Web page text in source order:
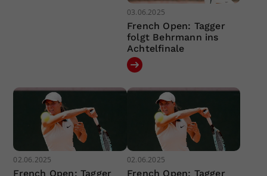
03.06.2025
French Open: Tagger
folgt Behrmann ins
Achtelfinale
02.06.2025
French Open: Tagger
02.06.2025
French Open: Tagger